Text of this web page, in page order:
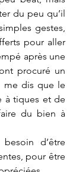
du peu qu’il
gestes,
pour aller
après une
procuré un
me dis que le
à tiques et de
du bien à
d’être
pour être